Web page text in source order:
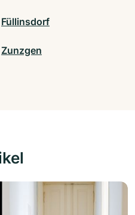
Füllinsdorf
Zunzgen